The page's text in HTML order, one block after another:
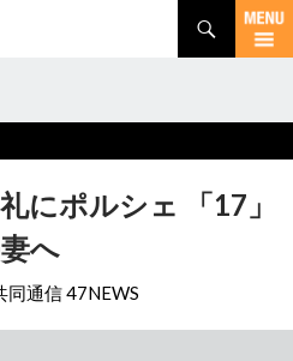
にポルシェ 「17」
へ
同通信 47NEWS